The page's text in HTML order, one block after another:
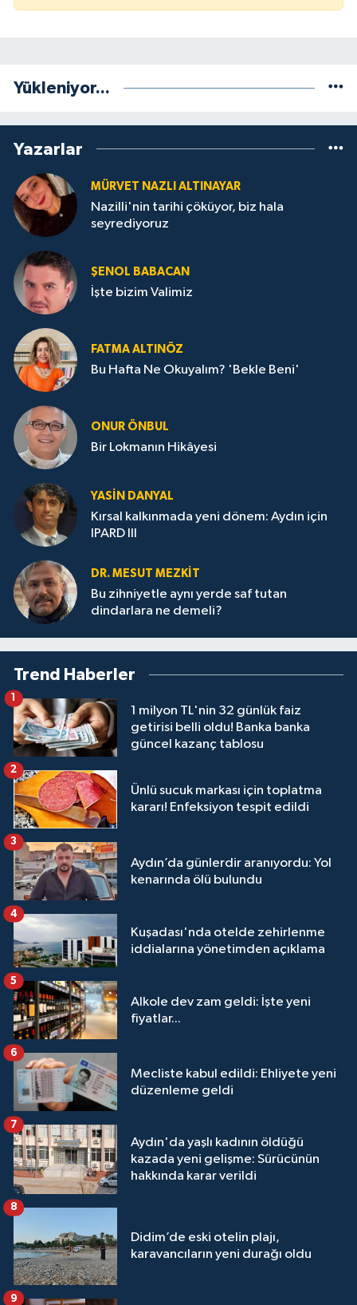
Yükleniyor...
Yazarlar
MÜRVET NAZLI ALTINAYAR
Nazilli'nin tarihi çöküyor, biz hala
seyrediyoruz
ŞENOL BABACAN
İşte bizim Valimiz
FATMA ALTINÖZ
Bu Hafta Ne Okuyalım? 'Bekle Beni'
ONUR ÖNBUL
Bir Lokmanın Hikâyesi
YASIN DANYAL
Kırsal kalkınmada yeni dönem: Aydın için
IPARD III
DR. MESUT MEZKIT
Bu zihniyetle aynı yerde saf tutan
dindarlara ne demeli?
Trend Haberler
1 milyon TL'nin 32 günlük faiz
getirisi belli oldu! Banka banka
güncel kazanç tablosu
1
Ünlü sucuk markası için toplatma
kararı! Enfeksiyon tespit edildi
2
Aydın’da günlerdir aranıyordu: Yol
kenarında ölü bulundu
3
Kuşadası'nda otelde zehirlenme
iddialarına yönetimden açıklama
4
Alkole dev zam geldi: İşte yeni
fiyatlar...
5
Mecliste kabul edildi: Ehliyete yeni
düzenleme geldi
6
Aydın'da yaşlı kadının öldüğü
kazada yeni gelişme: Sürücünün
hakkında karar verildi
7
Didim’de eski otelin plajı,
karavancıların yeni durağı oldu
8
9